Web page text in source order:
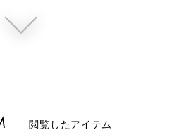
閲覧したアイテム